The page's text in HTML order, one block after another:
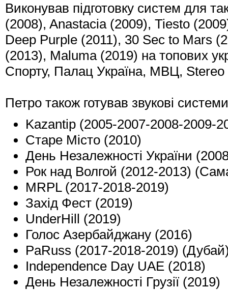
Виконував підготовку систем для
(2008), Anastacia (2009), Tiesto
Deep Purple (2011), 30 Sec to Mars
(2013), Maluma (2019) на топових
Спорту, Палац Україна, МВЦ, Stereo
Петро також готував звукові
Kazantip (2005-2007-2008-2009-
Старе Місто (2010)
День Незалежності України
Рок над Волгой (2012-2013)
MRPL (2017-2018-2019)
Захід Фест (2019)
UnderHill (2019)
Голос Азербайджану (2016)
PaRuss (2017-2018-2019)
Independence Day UAE (2018)
День Незалежності Грузії (2019)